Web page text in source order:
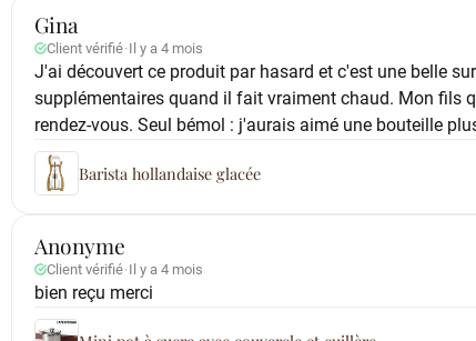
Gina
Client vérifié· Il y a 4 mois
J'ai découvert ce produit par hasard et c'est une belle
supplémentaires quand il fait vraiment chaud. Mon fils
rendez-vous. Seul bémol : j'aurais aimé une bouteille
Barista hollandaise glacée
Anonyme
Client vérifié· Il y a 4 mois
bien reçu merci